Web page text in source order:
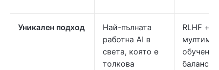
Уникален подход
Най-пълната
работна AI в
света, която е
толкова
RLHF +